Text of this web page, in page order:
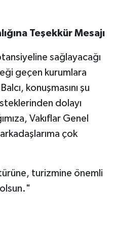
Teşekkür Mesajı
sağlayacağı
geçen kurumlara
konuşmasını şu
dolayı
Vakıflar Genel
çok
turizmine önemli
olsun."